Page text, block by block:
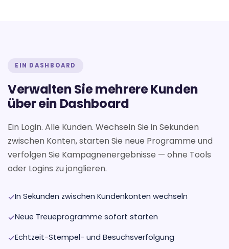
EIN DASHBOARD
Verwalten Sie mehrere Kunden
über ein Dashboard
Ein Login. Alle Kunden. Wechseln Sie in Sekunden
zwischen Konten, starten Sie neue Programme und
verfolgen Sie Kampagnenergebnisse — ohne Tools
oder Logins zu jonglieren.
✓In Sekunden zwischen Kundenkonten wechseln
✓Neue Treueprogramme sofort starten
✓Echtzeit-Stempel- und Besuchsverfolgung